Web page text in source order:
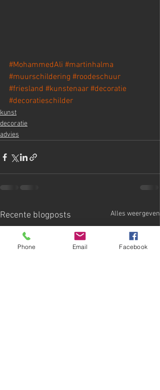
#MohammedAli #martinhalma
#muurschildering #roodeschuur
#friesland #kunstenaar #decoratie
#decoratieschilder
kunst
decoratie
advies
Recente blogposts Alles weergeven
Phone Email Facebook